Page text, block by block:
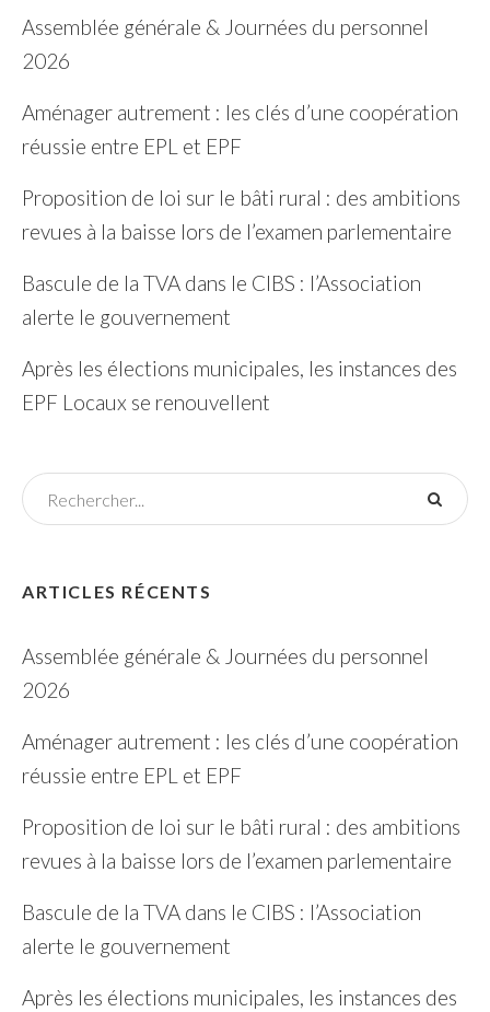
Assemblée générale & Journées du personnel
2026
Aménager autrement : les clés d’une coopération
réussie entre EPL et EPF
Proposition de loi sur le bâti rural : des ambitions
revues à la baisse lors de l’examen parlementaire
Bascule de la TVA dans le CIBS : l’Association
alerte le gouvernement
Après les élections municipales, les instances des
EPF Locaux se renouvellent
ARTICLES RÉCENTS
Assemblée générale & Journées du personnel
2026
Aménager autrement : les clés d’une coopération
réussie entre EPL et EPF
Proposition de loi sur le bâti rural : des ambitions
revues à la baisse lors de l’examen parlementaire
Bascule de la TVA dans le CIBS : l’Association
alerte le gouvernement
Après les élections municipales, les instances des